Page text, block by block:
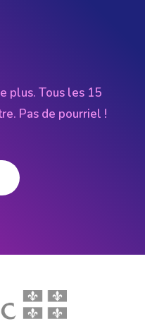
plus. Tous les 15
Pas de pourriel !